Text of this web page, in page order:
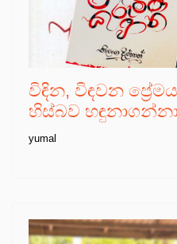
විඳින, විඳවන
හිස්බව
yumal